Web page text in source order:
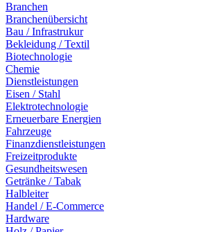
Branchen
Branchenübersicht
Bau / Infrastrukur
Bekleidung / Textil
Biotechnologie
Chemie
Dienstleistungen
Eisen / Stahl
Elektrotechnologie
Erneuerbare Energien
Fahrzeuge
Finanzdienstleistungen
Freizeitprodukte
Gesundheitswesen
Getränke / Tabak
Halbleiter
Handel / E-Commerce
Hardware